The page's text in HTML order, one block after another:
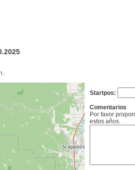
Startpos:
Comentarios
Por favor
estos años.